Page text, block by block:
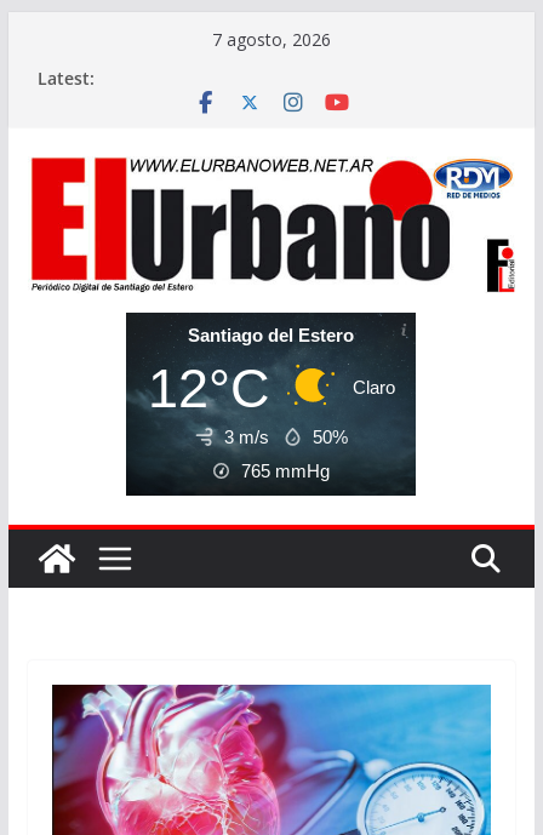
7 agosto, 2026
Latest:
Santiago del Estero
12°C Claro
3 m/s
50%
765 mmHg